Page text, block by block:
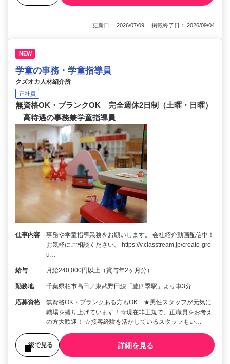
更新日： 2026/07/09 掲載終了日： 2026/09/04
NEW
学童の事務・学童指導員
クズオカ人材紹介所
正社員
無資格OK・ブランクOK 完全週休2日制（土曜・日曜）
高待遇の事務兼学童指導員
仕事内容
事務や学童指導業務をお願いします。 会社紹介動画配信中！
お気軽にご相談ください。 https://v.classtream.jp/create-gro
u…
給与 月給240,000円以上（賞与年2ヶ月分）
勤務地 千葉県柏市高田／東武野田線「豊四季駅」より車3分
応募資格
無資格OK・ブランクある方もOK ★男性スタッフが元気に
職場を盛り上げています！☆現在非正規で、正職員をお考え
の方大歓迎！ ☆接客経験を活かしているスタッフもい…
後で見る 詳細を見る